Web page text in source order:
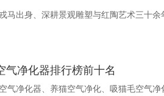
马出身、深耕景观雕塑与红陶艺术三十余
气净化器排行榜前十名
气净化器、养猫空气净化、吸猫毛空气